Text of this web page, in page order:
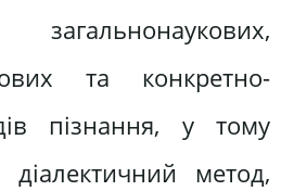
та конкретно-
пізнання, у тому
метод,